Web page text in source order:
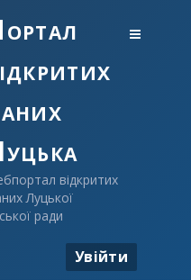
відкритих
Луцької
ради
Увійти